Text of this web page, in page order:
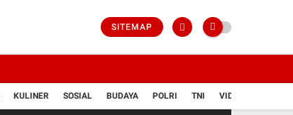
SITEMAP
KULINER SOSIAL BUDAYA POLRI TNI VIDIO